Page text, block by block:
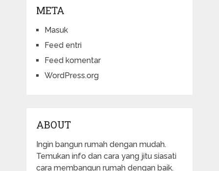
META
Masuk
Feed entri
Feed komentar
WordPress.org
ABOUT
Ingin bangun rumah dengan mudah.
Temukan info dan cara yang jitu siasati
cara membangun rumah dengan baik.